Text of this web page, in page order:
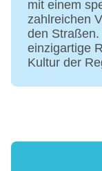
mit einem
zahlreichen
den
einzigartige
Kultur der